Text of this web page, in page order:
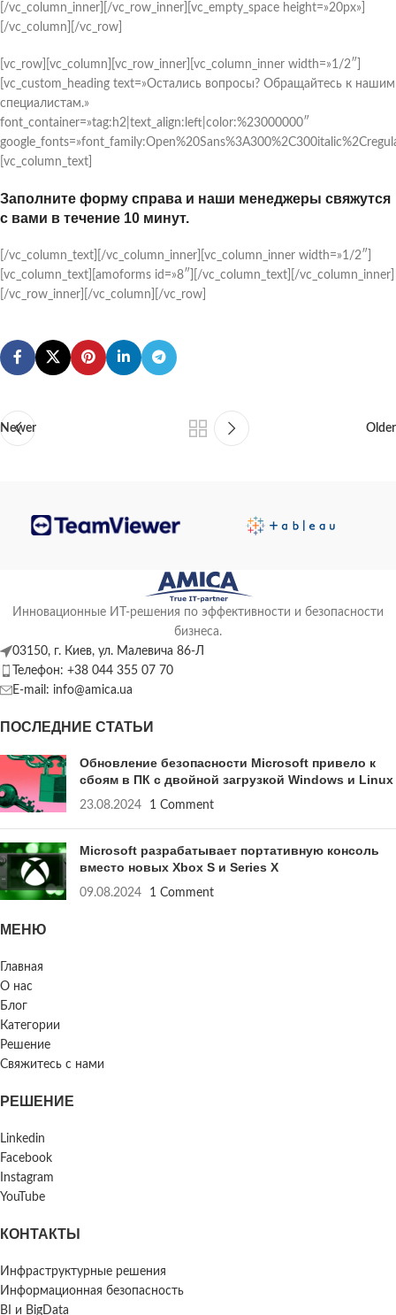
[/vc_column_inner][/vc_row_inner][vc_empty_space height=»20px»]
[/vc_column][/vc_row]
[vc_row][vc_column][vc_row_inner][vc_column_inner width=»1/2″]
[vc_custom_heading text=»Остались вопросы? Обращайтесь к нашим
специалистам.»
font_container=»tag:h2|text_align:left|color:%23000000″
[vc_column_text]
Заполните форму справа и наши менеджеры свяжутся
с вами в течение 10 минут.
[/vc_column_text][/vc_column_inner][vc_column_inner width=»1/2″]
[vc_column_text][amoforms id=»8″][/vc_column_text][/vc_column_inner]
[/vc_row_inner][/vc_column][/vc_row]
Newer Older
Инновационные ИТ-решения по эффективности и безопасности
бизнеса.
03150, г. Киев, ул. Малевича 86-Л
Телефон: +38 044 355 07 70
E-mail: info@amica.ua
ПОСЛЕДНИЕ СТАТЬИ
Обновление безопасности Microsoft привело к
сбоям в ПК с двойной загрузкой Windows и Linux
23.08.2024 1 Comment
Microsoft разрабатывает портативную консоль
вместо новых Xbox S и Series X
09.08.2024 1 Comment
МЕНЮ
Главная
О нас
Блог
Категории
Решение
Свяжитесь с нами
РЕШЕНИЕ
Linkedin
Facebook
Instagram
YouTube
КОНТАКТЫ
Инфраструктурные решения
Информационная безопасность
BI и BigData